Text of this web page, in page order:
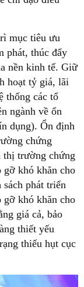
mục tiêu ưu
phát, thúc đẩy
nền kinh tế. Giữ
hoạt tỷ giá, lãi
thống các tổ
ngành về ổn
dụng). Ổn định
chứng
thị trường chứng
gỡ khó khăn cho
phát triển
gỡ khó khăn cho
giá cả, bảo
thiết yếu
thiếu hụt cục